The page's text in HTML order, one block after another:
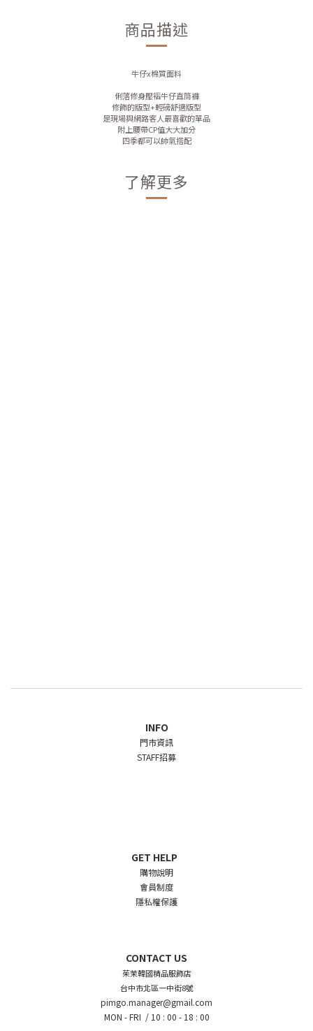
商品描述
牛仔x棉質面料
俐落修身壓褶牛仔直筒褲
修飾的版型+輕磅舒適版型
是現場與網路客人最喜歡的單品
附上腰帶CP值大大加分
四季都可以帥氣搭配
了解更多
INFO
門市資訊
STAFF招募
GET HELP
購物說明
會員制度
隱私權保護
CONTACT US
茱茉韓國精品服飾店
台中市北區一中街8號
pimgo.manager@gmail.com
MON - FRI / 10 : 00 - 18 : 00